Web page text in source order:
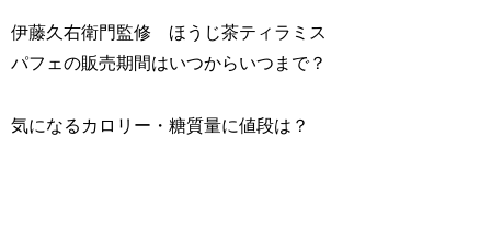
伊藤久右衛門監修 ほうじ茶ティラミス
パフェの販売期間はいつからいつまで？
気になるカロリー・糖質量に値段は？